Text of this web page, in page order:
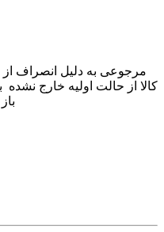
کالا از حالت اولیه خارج نشده